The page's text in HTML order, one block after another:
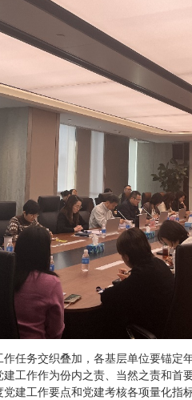
务交织叠加，各基层单位要锚定
工作作为份内之责、当然之责和首
建工作要点和党建考核各项量化指